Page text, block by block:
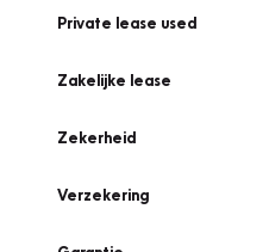
Private lease used
Zakelijke lease
Zekerheid
Verzekering